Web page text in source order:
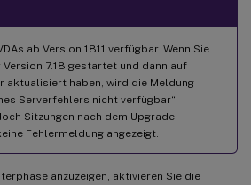
ab Version 1811 verfügbar. Wenn Sie
7.18 gestartet und dann auf
aktualisiert haben, wird die Meldung
Serverfehlers nicht verfügbar“
Sitzungen nach dem Upgrade
Fehlermeldung angezeigt.
anzuzeigen, aktivieren Sie die